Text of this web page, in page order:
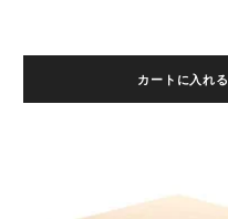
カートに入れる